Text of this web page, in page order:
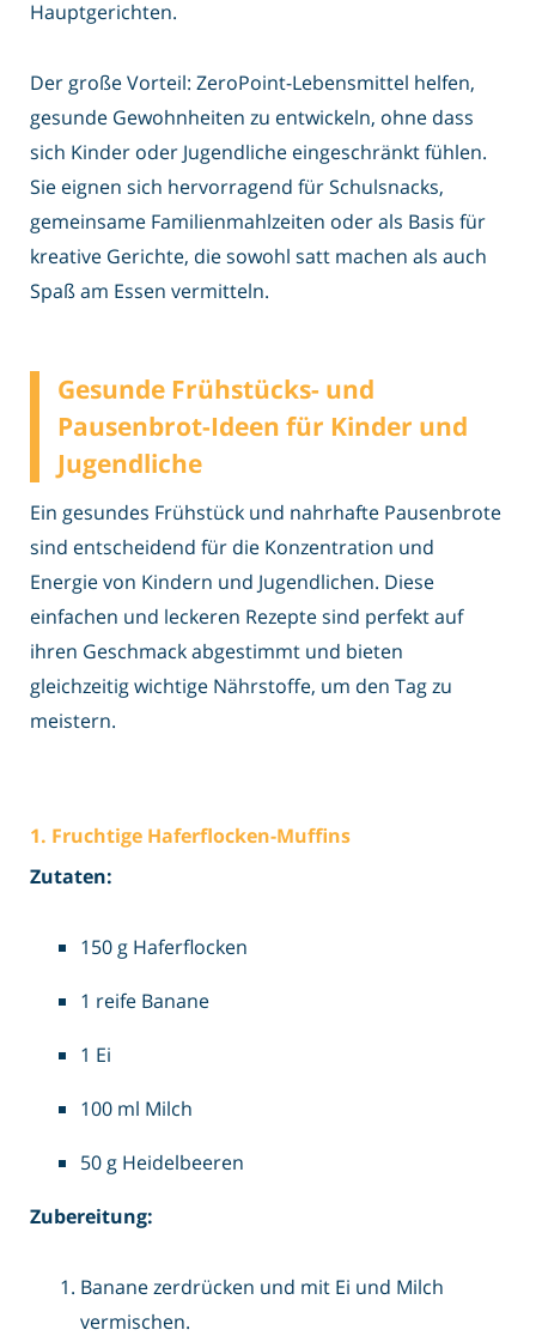
Hauptgerichten.
Der große Vorteil: ZeroPoint-Lebensmittel helfen,
gesunde Gewohnheiten zu entwickeln, ohne dass
sich Kinder oder Jugendliche eingeschränkt fühlen.
Sie eignen sich hervorragend für Schulsnacks,
gemeinsame Familienmahlzeiten oder als Basis für
kreative Gerichte, die sowohl satt machen als auch
Spaß am Essen vermitteln.
Gesunde Frühstücks- und
Pausenbrot-Ideen für Kinder und
Jugendliche
Ein gesundes Frühstück und nahrhafte Pausenbrote
sind entscheidend für die Konzentration und
Energie von Kindern und Jugendlichen. Diese
einfachen und leckeren Rezepte sind perfekt auf
ihren Geschmack abgestimmt und bieten
gleichzeitig wichtige Nährstoffe, um den Tag zu
meistern.
1. Fruchtige Haferflocken-Muffins
Zutaten:
150 g Haferflocken
1 reife Banane
1 Ei
100 ml Milch
50 g Heidelbeeren
Zubereitung:
Banane zerdrücken und mit Ei und Milch
vermischen.